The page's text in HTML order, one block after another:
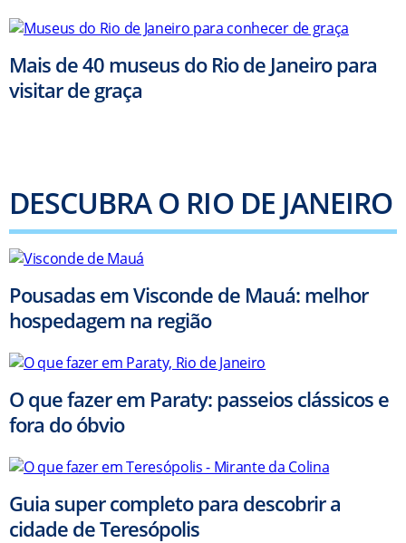
Mais de 40 museus do Rio de Janeiro para
visitar de graça
DESCUBRA O RIO DE JANEIRO
Pousadas em Visconde de Mauá: melhor
hospedagem na região
O que fazer em Paraty: passeios clássicos e
fora do óbvio
Guia super completo para descobrir a
cidade de Teresópolis